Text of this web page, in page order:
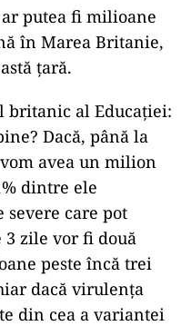
putea fi milioane
în Marea Britanie,
țară.
al Educației:
Dacă, până la
avea un milion
dintre ele
severe care pot
3 zile vor fi două
peste încă trei
dacă virulența
din cea a variantei